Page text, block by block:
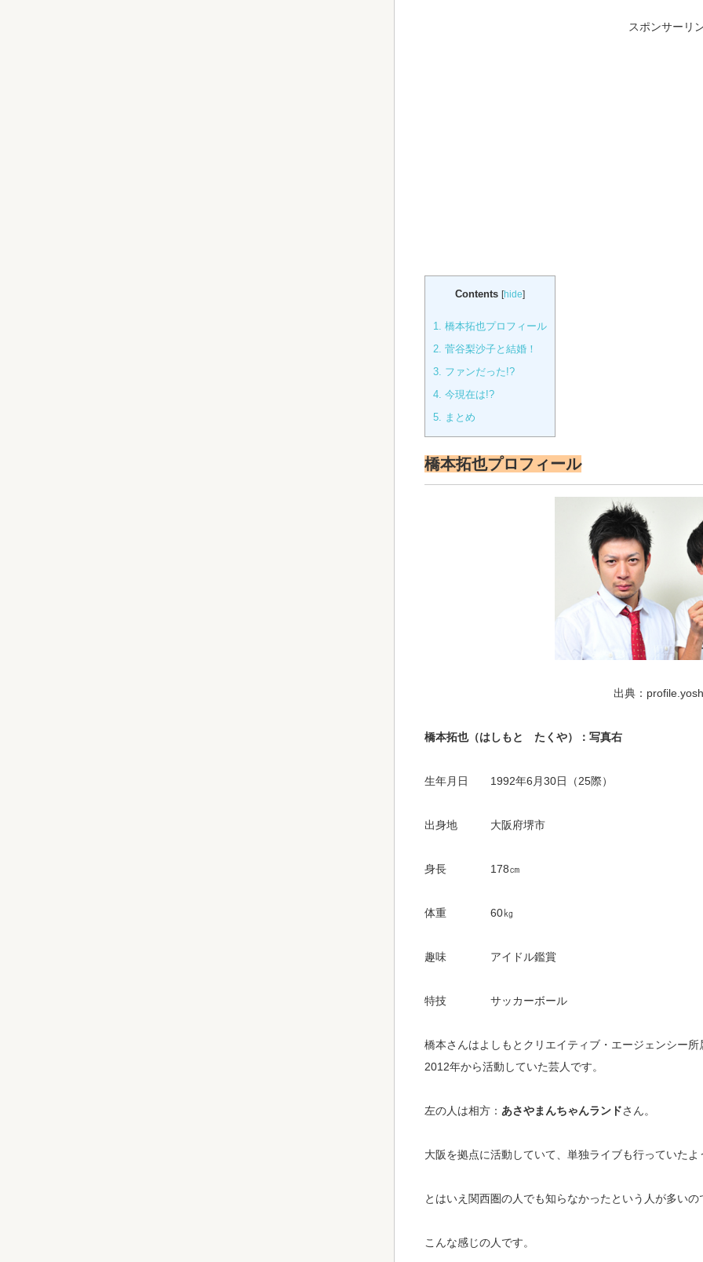
スポンサーリ
Contents [hide]
1. 橋本拓也プロフィール
2. 菅谷梨沙子と結婚！
3. ファンだった!?
4. 今現在は!?
5. まとめ
橋本拓也プロフィール
出典：
橋本拓也（はしもと たくや）：写真右
生年月日 1992年6月30日（25際）
出身地 大阪府堺市
身長 178㎝
体重 60㎏
趣味 アイドル鑑賞
特技 サッカーボール
橋本さんはよしもとクリエイティブ・エージェンシー
2012年から活動していた芸人です。
左の人は相方： あさやまんちゃんランドさん。
大阪を拠点に活動していて、単独ライブも行っていたよ
とはいえ関西圏の人でも知らなかったという人が多いの
こんな感じの人です。